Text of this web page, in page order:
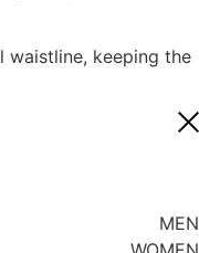
waistline, keeping the
MEN